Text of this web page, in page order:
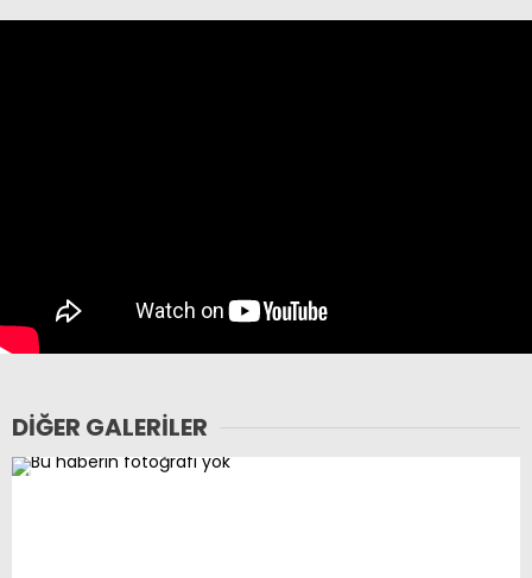
DIĞER GALERILER